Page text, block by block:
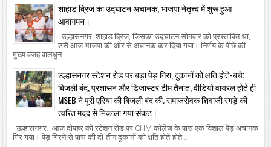
शाहाड ब्रिज का उद्घाटन अचानक, भाजपा नेतृत्त्व में शुरू हुआ
आवागमन।
उल्हासनगर: शाहाड ब्रिज, जिसका उद्घाटन सोमवार को प्रस्तावित था,
उसे आज भाजपा की ओर से अचानक कर दिया गया। निर्णय के पीछे की
मुख्य वजह वालधुन...
उल्हासनगर स्टेशन रोड पर बड़ा पेड़ गिरा, दुकानों को क्षति होते-बचे;
बिजली बंद, प्रशासन और डिजास्टर टीम तैनात, वीडियो वायरल होते ही
MSEB ने पूरी एरिया की बिजली बंद की; समाजसेवक शिवाजी रगड़े की
त्वरित मदद से निकाला गया संकट।
उल्हासनगर: आज दोपहर को स्टेशन रोड पर CHM कॉलेज के पास एक विशाल पेड़ अचानक
गिर गया। पेड़ गिरने से पास की दो-तीन दुकानों को क्षति होते-होते...